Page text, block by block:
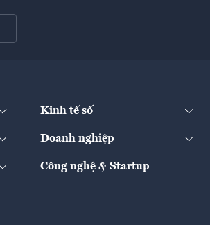
Kinh tế số
Doanh nghiệp
Công nghệ & Startup